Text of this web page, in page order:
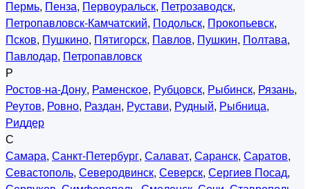
Пермь, Пенза, Первоуральск, Петрозаводск,
Петропавловск-Камчатский, Подольск, Прокопьевск,
Псков, Пушкино, Пятигорск, Павлов, Пушкин, Полтава,
Павлодар, Петропавловск
Р
Ростов-на-Дону, Раменское, Рубцовск, Рыбинск, Рязань,
Реутов, Ровно, Раздан, Рустави, Рудный, Рыбница,
Риддер
С
Самара, Санкт-Петербург, Салават, Саранск, Саратов,
Севастополь, Северодвинск, Северск, Сергиев Посад,